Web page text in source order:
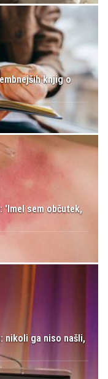
knjig o
'Imel sem občutek,
nikoli ga niso našli,